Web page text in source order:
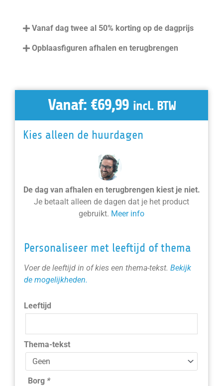
Vanaf dag twee al 50% korting op de dagprijs
Opblaasfiguren afhalen en terugbrengen
Vanaf: €69,99 incl. BTW
Kies alleen de huurdagen
De dag van afhalen en terugbrengen kiest je niet.
Je betaalt alleen de dagen dat je het product
gebruikt. Meer info
Personaliseer met leeftijd of thema
Voer de leeftijd in of kies een thema-tekst. Bekijk
de mogelijkheden.
Leeftijd
Thema-tekst
Borg *